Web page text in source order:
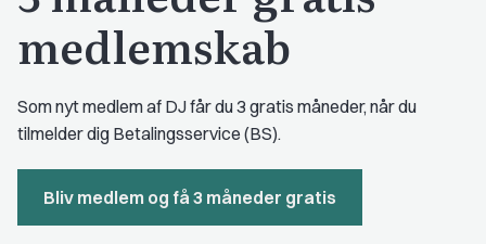
medlemskab
Som nyt medlem af DJ får du 3 gratis måneder, når du
tilmelder dig Betalingsservice (BS).
Bliv medlem og få 3 måneder gratis